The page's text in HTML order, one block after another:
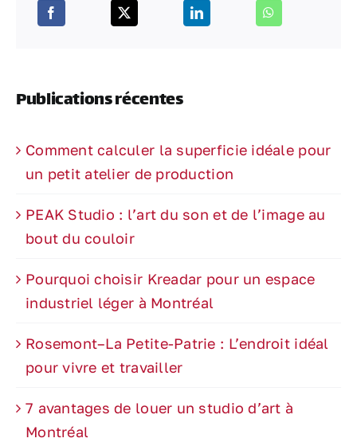
Publications récentes
Comment calculer la superficie idéale pour
un petit atelier de production
PEAK Studio : l’art du son et de l’image au
bout du couloir
Pourquoi choisir Kreadar pour un espace
industriel léger à Montréal
Rosemont–La Petite-Patrie : L’endroit idéal
pour vivre et travailler
7 avantages de louer un studio d’art à
Montréal